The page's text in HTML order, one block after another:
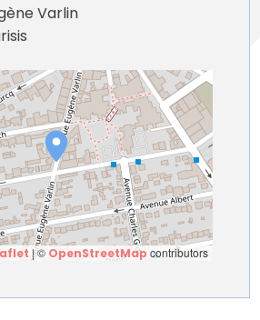
Varlin
|© OpenStreetMap contributors